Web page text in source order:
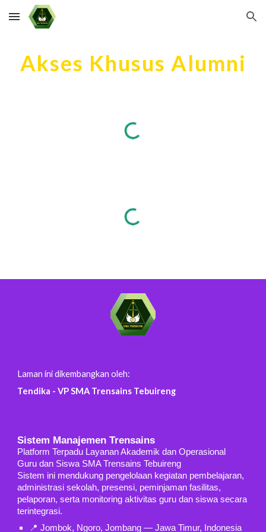
Skip to main content Skip to navigation
Akses Khusus Alumni
Laman ini dikembangkan oleh:
Tendika - VP SMA Trensains Tebuireng
Sistem Manajemen Trensains
Platform Terpadu Layanan Akademik dan Operasional
Guru dan Siswa SMA Trensains Tebuireng
Sistem ini mendukung pengelolaan kegiatan pembelajaran,
administrasi sekolah, presensi, peminjaman fasilitas,
pelaporan, serta monitoring aktivitas guru dan siswa secara
terintegrasi.
📍 Jombok, Ngoro, Jombang — Jawa Timur, Indonesia